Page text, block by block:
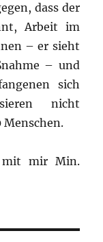
dass der
Arbeit im
– er sieht
– und
sich
nicht
mir Min.